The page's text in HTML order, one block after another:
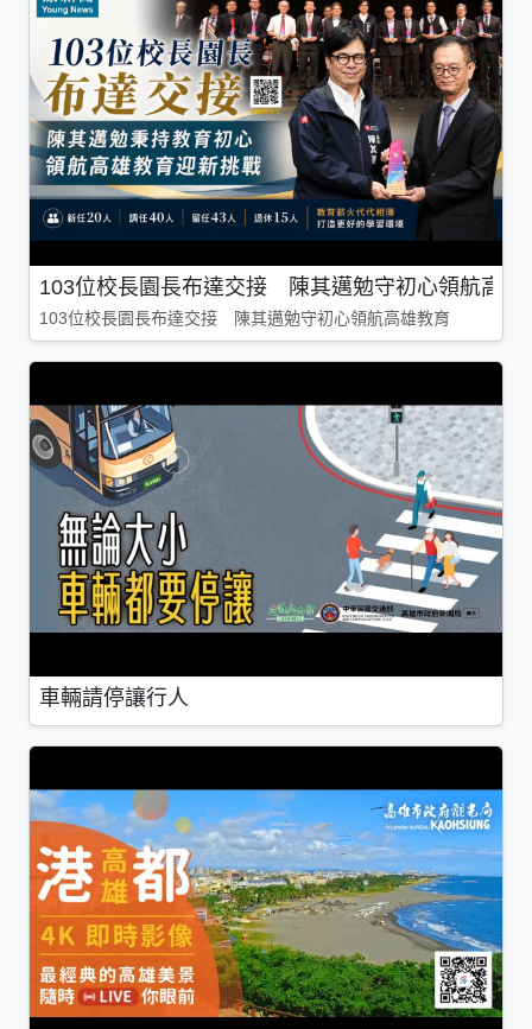
103位校長園長布達交接 陳其邁勉守初心領航高雄
103位校長園長布達交接 陳其邁勉守初心領航高雄教育
車輛請停讓行人